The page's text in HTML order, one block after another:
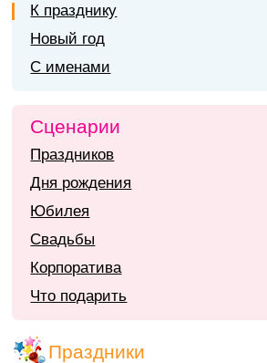
К празднику
Новый год
С именами
Сценарии
Праздников
Дня рождения
Юбилея
Свадьбы
Корпоратива
Что подарить
Праздники